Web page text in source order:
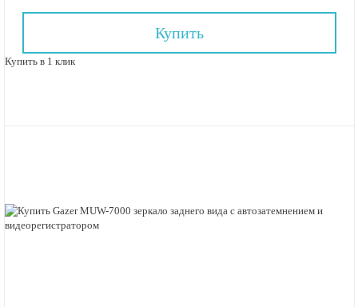
Купить
Купить в 1 клик